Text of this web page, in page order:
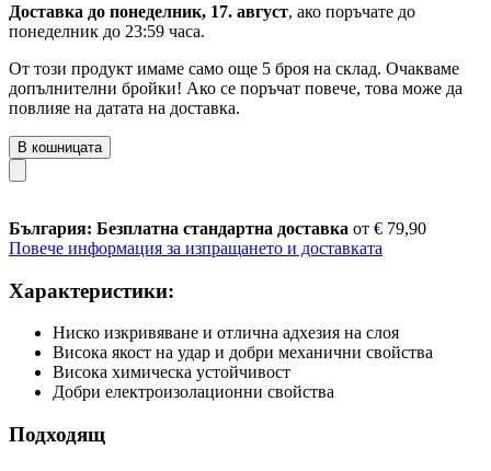
Доставка до понеделник, 17. август, ако поръчате до
понеделник до 23:59 часа.
От този продукт имаме само още 5 броя на склад. Очакваме
допълнителни бройки! Ако се поръчат повече, това може да
повлияе на датата на доставка.
В кошницата
България: Безплатна стандартна доставка от € 79,90
Повече информация за изпращането и доставката
Характеристики:
Ниско изкривяване и отлична адхезия на слоя
Висока якост на удар и добри механични свойства
Висока химическа устойчивост
Добри електроизолационни свойства
Подходящ